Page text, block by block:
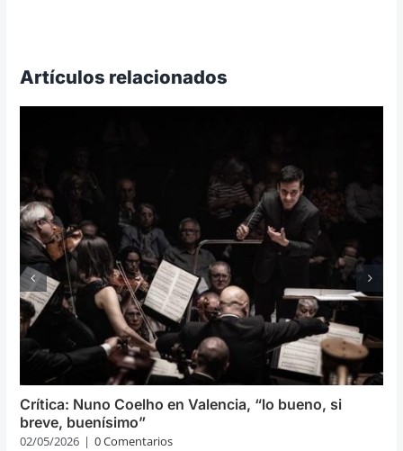
Artículos relacionados
Crítica: Nuno Coelho en Valencia, “lo bueno, si
breve, buenísimo”
02/05/2026 | 0 Comentarios